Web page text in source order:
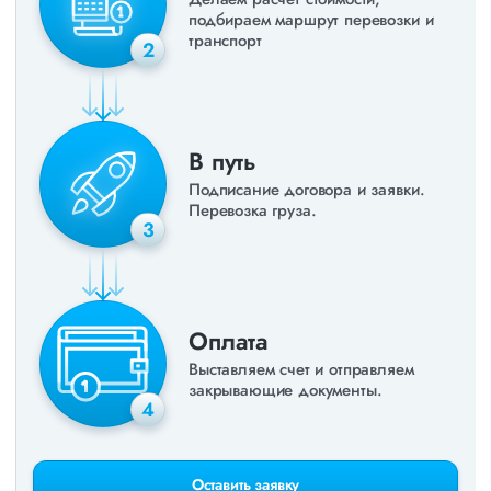
2
подбираем маршрут перевозки и
транспорт
3
В путь
Подписание договора и заявки.
Перевозка груза.
4
Оплата
Выставляем счет и отправляем
закрывающие документы.
Оставить заявку